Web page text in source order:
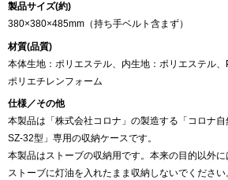
製品サイズ(約)
380×380×485mm（持ち手ベルト含まず）
材質(品質)
本体生地：ポリエステル、内生地：ポリエステル
ポリエチレンフォーム
仕様／その他
本製品は「株式会社コロナ」の製造する「コロナ
SZ-32型」専用の収納ケースです。
本製品はストーブの収納用です。本来の目的以外に
ストーブに灯油を入れたまま収納しないでください